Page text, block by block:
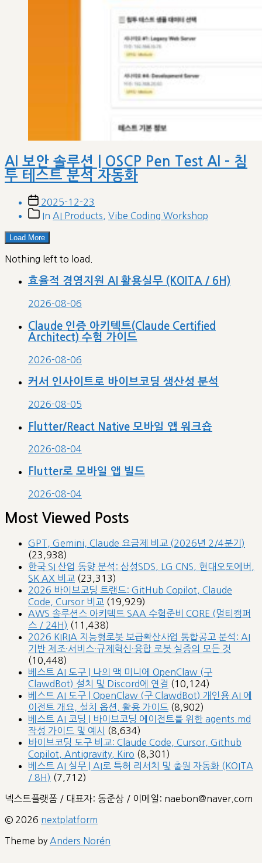
AI 보안 솔루션 | OSCP Pen Test AI – 침
투 테스트 분석 자동화
Post
date
2025-12-23
PostIn AI Products Vibe Coding Workshop
Load More
Nothing left to load.
효율적 경영지원 AI 활용실무 (KOITA / 6H)
2026-08-06
Claude 인증 아키텍트(Claude Certified
Architect) 수험 가이드
2026-08-06
커서 인사이트로 바이브코딩 생산성 분석
2026-08-05
Flutter/React Native 모바일 앱 워크숍
2026-08-04
Flutter로 모바일 앱 빌드
2026-08-04
Most Viewed Posts
GPT, Gemini, Claude 요금제 비교 (2026년 2/4분기)
(23,938)
한국 SI 산업 동향 분석: 삼성SDS, LG CNS, 현대오토에버,
SK AX 비교 (23,313)
2026 바이브코딩 트랜드: GitHub Copilot, Claude
Code, Cursor 비교 (19,929)
AWS 솔루션스 아키텍트 SAA 수험준비 CORE (멀티캠퍼
스 / 24H) (11,438)
2026 KIRIA 지능형로봇 보급확산사업 통합공고 분석: AI
기반 제조·서비스·규제혁신·융합 로봇 실증의 모든 것
(10,448)
베스트 AI 도구 | 나의 맥 미니에 OpenClaw (구
ClawdBot) 설치 및 Discord에 연결 (10,124)
베스트 AI 도구 | OpenClaw (구 ClawdBot) 개인용 AI 에
이전트 개요, 설치 옵션, 활용 가이드 (8,902)
베스트 AI 코딩 | 바이브코딩 에이전트를 위한 agents.md
작성 가이드 및 예시
(8,634)
바이브코딩 도구 비교: Claude Code, Cursor, Github
Copilot, Antigravity, Kiro (8,301)
베스트 AI 실무 | AI로 특허 리서치 및 출원 자동화 (KOITA
/ 8H) (7,712)
넥스트플랫폼 / 대표자: 동준상 / 이메일: naebon@naver.com
© 2026 nextplatform
Theme by Anders Norén